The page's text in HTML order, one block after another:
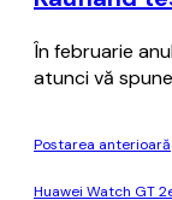
În februarie
atunci vă
Postarea anterioară
Huawei Watch GT